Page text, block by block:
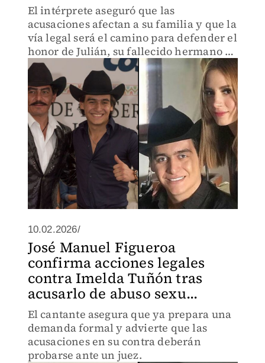
El intérprete aseguró que las
acusaciones afectan a su familia y que la
vía legal será el camino para defender el
honor de Julián, su fallecido hermano e
hijo de Maribel Guardia.
10.02.2026/
José Manuel Figueroa
confirma acciones legales
contra Imelda Tuñón tras
acusarlo de abuso sexu...
El cantante asegura que ya prepara una
demanda formal y advierte que las
acusaciones en su contra deberán
probarse ante un juez.